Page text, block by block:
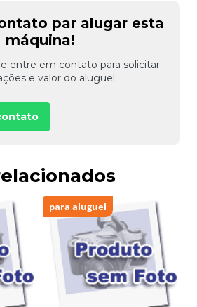
par alugar esta
máquina!
entre em contato para solicitar
e valor do aluguel
para aluguel